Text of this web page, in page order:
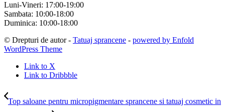
Luni-Vineri: 17:00-19:00
Sambata: 10:00-18:00
Duminica: 10:00-18:00
© Drepturi de autor - Tatuaj sprancene - powered by Enfold
WordPress Theme
Link to X
Link to Dribbble
Top saloane pentru micropigmentare sprancene si tatuaj cosmetic in